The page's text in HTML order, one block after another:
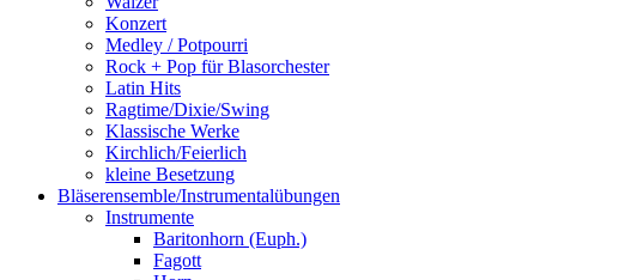
Konzert
Medley / Potpourri
Rock + Pop für Blasorchester
Latin Hits
Ragtime/Dixie/Swing
Klassische Werke
Kirchlich/Feierlich
kleine Besetzung
Bläserensemble/Instrumentalübungen
Instrumente
Baritonhorn (Euph.)
Fagott